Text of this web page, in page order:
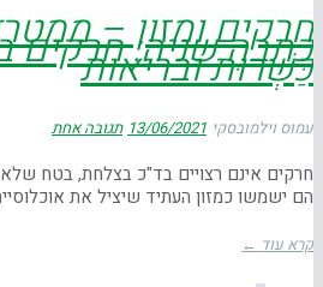
חרקים ומזון –
כתבה שניה: חרקים
כַּשְׁרוּת ובריאות
עמוס וילמובסקי 13/06/2021 תגובה אחת
חרקים אינם רצויים בד"כ בצלחת, בטח
הם ישמשו כמזון העתיד שיציל את
קרא עוד ←